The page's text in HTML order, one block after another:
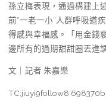
孫立梅表現，通過構建上
前“一老一小”人群呼吸道
得感與幸福感。「用金錢
邊所有的過期甜甜圈丟進
文｜記者 朱嘉樂
TC:jiuyi9follow8